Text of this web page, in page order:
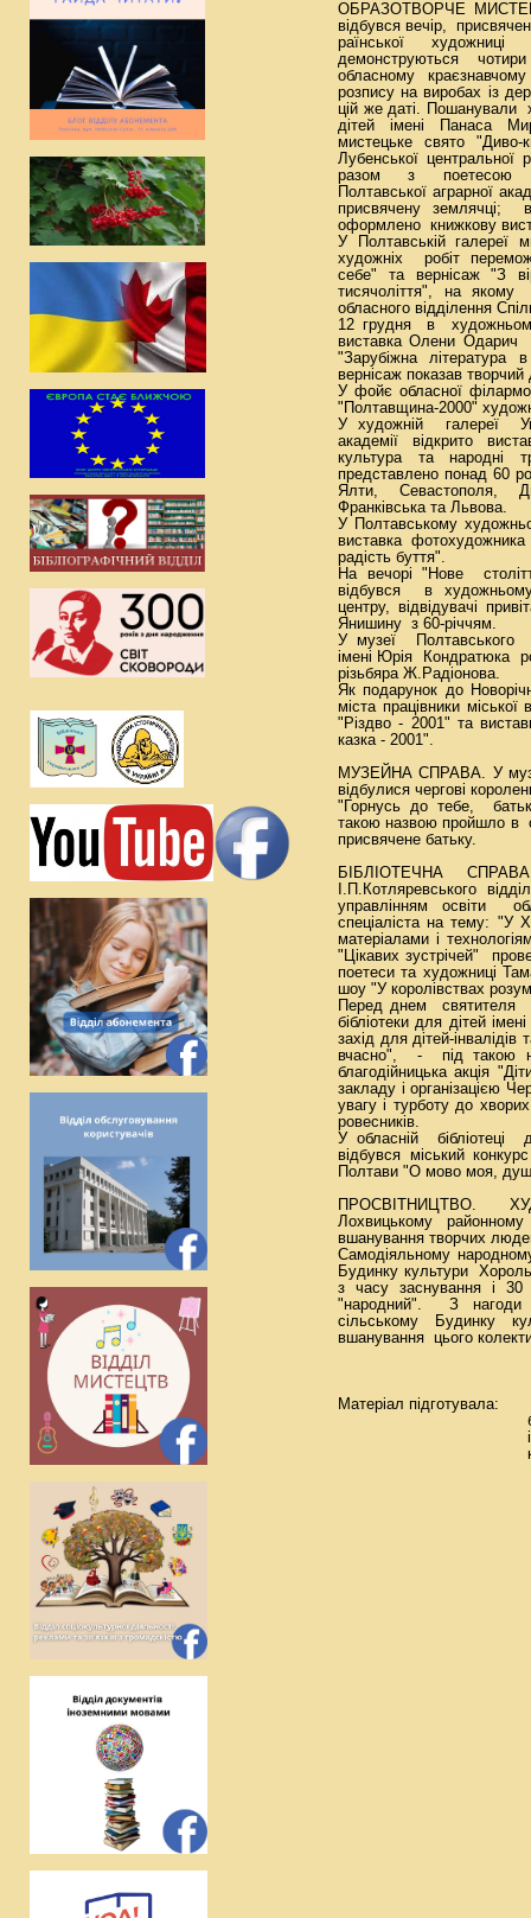
ОБРАЗОТВОРЧЕ
відбувся вечір,
раїнської
демонструються
обласному
розпису на виробах із
цій же даті. Пошанували
дітей імені Панаса
мистецьке свято "Диво-
Лубенської центральної
разом з поетесою
Полтавської аграрної
присвячену землячці;
оформлено книжкову
У Полтавській галереї
художніх робіт
себе" та вернісаж "З
тисячоліття", на
обласного відділення
12 грудня в
виставка Олени
"Зарубіжна література
вернісаж показав
У фойє обласної
"Полтавщина-2000"
У художній галереї
академії відкрито
культура та народні
представлено понад 60
Ялти, Севастополя,
Франківська та Львова.
У Полтавському
виставка
радість буття".
На вечорі "Нове
відбувся в
центру, відвідувачі
Янишину з 60-річчям.
У музеї Полтавського
імені Юрія Кондратюка
різьбяра Ж.Радіонова.
Як подарунок до
міста працівники міської
"Різдво - 2001" та
казка - 2001".
МУЗЕЙНА СПРАВА. У
відбулися чергові
"Горнусь до тебе,
такою назвою пройшло в
присвячене батьку.
БІБЛІОТЕЧНА
І.П.Котляревського
управлінням освіти
спеціаліста на тему: "У
матеріалами і
"Цікавих зустрічей"
поетеси та художниці
шоу "У королівствах
Перед днем святителя
бібліотеки для дітей
захід для дітей-
вчасно", - під такою
благодійницька акція
закладу і організацією
увагу і турботу до
ровесників.
У обласній
відбувся міський
Полтави "О мово моя,
ПРОСВІТНИЦТВО.
Лохвицькому
вшанування творчих
Самодіяльному
Будинку культури
з часу заснування і
"народний". З нагоди
сільському Будинку
вшанування цього
Матеріал
культури